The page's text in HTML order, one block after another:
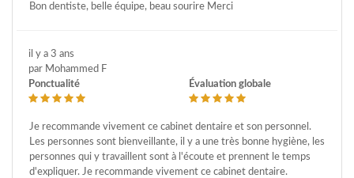
Bon dentiste, belle équipe, beau sourire Merci
il y a 3 ans
par Mohammed F
Ponctualité
Évaluation globale
Je recommande vivement ce cabinet dentaire et son personnel.
Les personnes sont bienveillante, il y a une très bonne hygiène, les
personnes qui y travaillent sont à l'écoute et prennent le temps
d'expliquer. Je recommande vivement ce cabinet dentaire.